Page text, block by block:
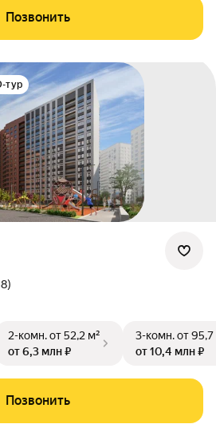
Позвонить
тур
2-комн.от 52,2 м²
от 6,3 млн ₽
3-комн.от 95,7
от 10,4 млн ₽
Позвонить